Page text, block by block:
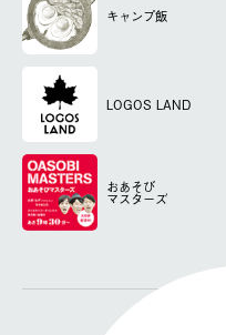
キャンプ飯
LOGOS LAND
おあそび
マスターズ